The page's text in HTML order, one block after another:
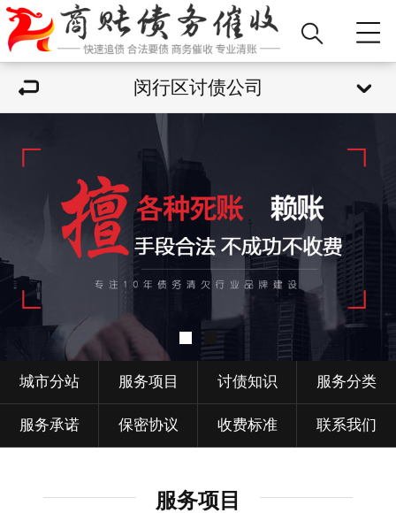
闵行区讨债公司
城市分站 服务项目 讨债知识 服务分类
服务承诺 保密协议 收费标准 联系我们
服务项目